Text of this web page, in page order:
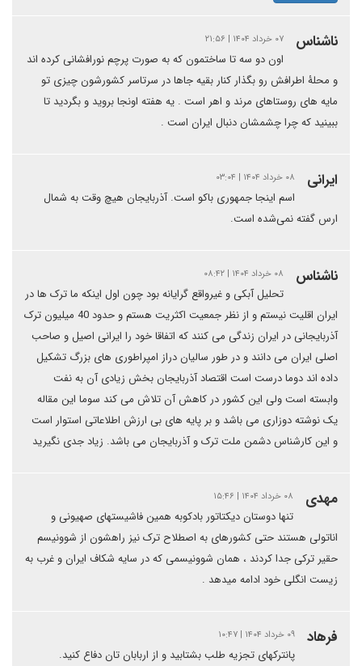
ناشناس ۰۷ خرداد ۱۴۰۴ | ۲۱:۵۶
اون دو سه تا ساختمون که به صورت پرچم نورافشانی کرده اند
و محلۀ اطرافش رو بگذار کنار بقیه جاها در سرتاسر کشورشون چیزی تو
مایه های روستاهای مرند و اهر است . یه هفته اونجا بروید و بگردید تا
ببینید که چرا چشمشان دنبال ایران است .
ایرانی ۰۸ خرداد ۱۴۰۴ | ۰۳:۰۴
اسم اینجا جمهوری باکو است. آذربایجان هیچ وقت به شمال
ارس گفته نمی‌شده است.
ناشناس ۰۸ خرداد ۱۴۰۴ | ۰۸:۴۲
تحلیل آبکی و غیرواقع گرایانه بود چون اول اینکه ما ترک ها در
ایران اقلیت نیستم و از نظر جمعیت اکثریت هستم و حدود 40 میلیون ترک
آذربایجانی در ایران زندگی می کنند که اتفاقا خود را ایرانی اصیل و صاحب
اصلی ایران می دانند و در طور سالیان دراز امپراطوری های بزرگ تشکیل
داده اند دوما درست است اقتصاد آذربایجان بخش زیادی آن به نفت
وابسته است ولی این کشور در کاهش آن تلاش می کند سوما این مقاله
یک نوشته دوزاری می باشد و بر پایه های بی ارزش اطلاعاتی استوار است
و این کارشناس دشمن ملت ترک و آذربایجان می باشد. زیاد جدی نگیرید
مهدی ۰۸ خرداد ۱۴۰۴ | ۱۵:۴۶
تنها دوستان دیکتاتور بادکوبه همین فاشیستهای صهیونی و
اناتولی هستند حتی کشورهای به اصطلاح ترک نیز راهشون از شوونیسم
حقیر ترکی جدا کردند ، همان شوونیسمی که در سایه شکاف ایران و غرب به
زیست انگلی خود ادامه میدهد .
فرهاد ۰۹ خرداد ۱۴۰۴ | ۱۰:۴۷
پانترکهای تجزیه طلب بشتابید و از اربابان تان دفاع کنید.